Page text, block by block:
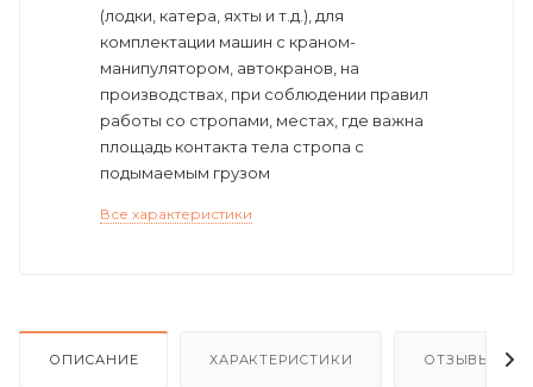
(лодки, катера, яхты и т.д.), для
комплектации машин с краном-
манипулятором, автокранов, на
производствах, при соблюдении правил
работы со стропами, местах, где важна
площадь контакта тела стропа с
подымаемым грузом
Все характеристики
ОПИСАНИЕ ХАРАКТЕРИСТИКИ ОТЗЫВЫ